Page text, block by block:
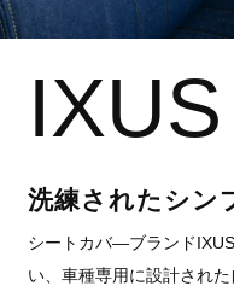
IXUS
洗練されたシン
シートカバ―ブランド
い、車種専用に設計され